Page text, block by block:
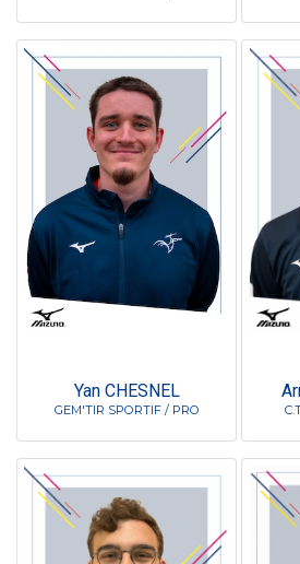
Yan CHESNEL
GEM'TIR SPORTIF / PRO